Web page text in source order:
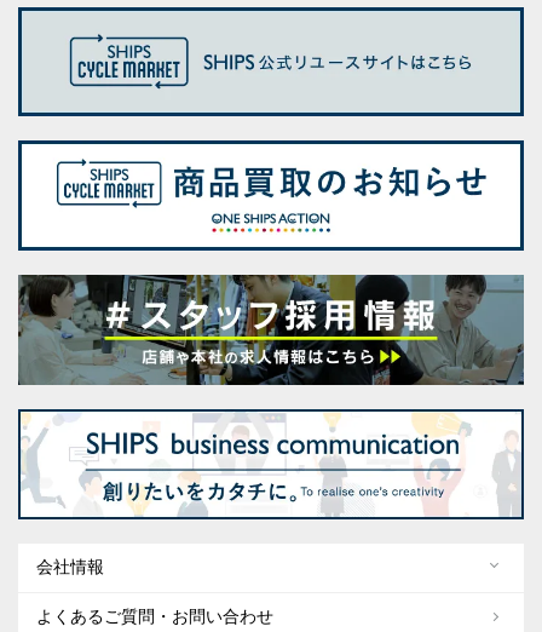
会社情報
よくあるご質問・お問い合わせ